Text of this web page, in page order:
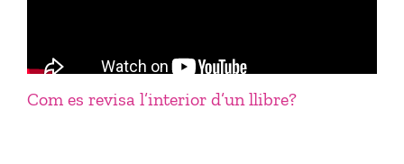
Com es revisa l’interior d’un llibre?